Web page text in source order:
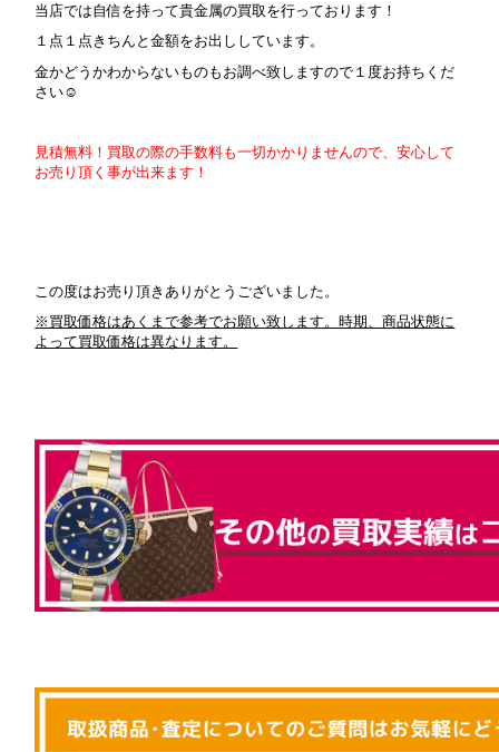
当店では自信を持って貴金属の買取を行っております！
１点１点きちんと金額をお出ししています。
金かどうかわからないものもお調べ致しますので１度お持ちくだ
さい☺
見積無料！買取の際の手数料も一切かかりませんので、安心して
お売り頂く事が出来ます！
この度はお売り頂きありがとうございました。
※買取価格はあくまで参考でお願い致します。時期、商品状態に
よって買取価格は異なります。